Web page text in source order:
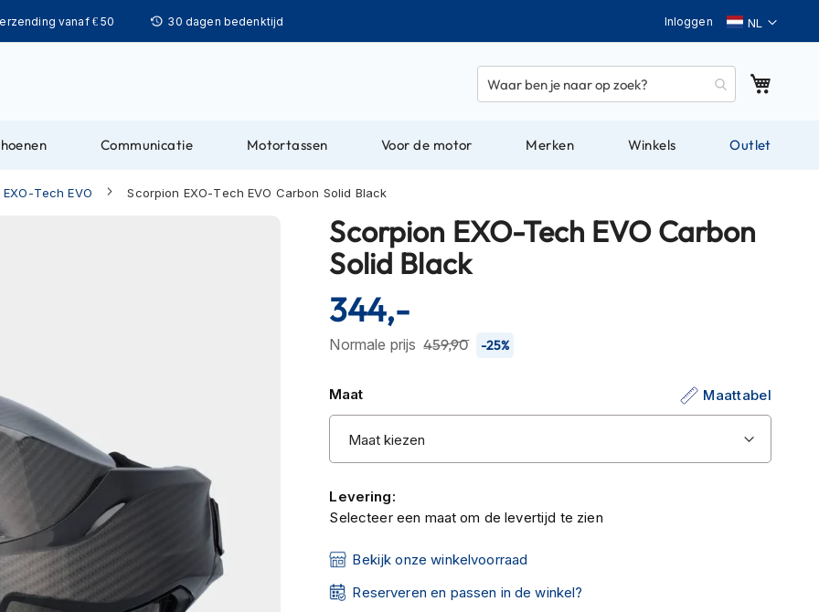
vanaf € 50 30 dagen bedenktijd Taal
Inloggen
Communicatie Motortassen Voor de motor Merken Winkels Outlet
Tech EVO Scorpion EXO-Tech EVO Carbon Solid Black
Scorpion EXO-Tech EVO Carbon
Solid Black
Normale prijs 459,90 -25%
344,-
Maat Maattabel
Levering:
Selecteer een maat om de levertijd te zien
Bekijk onze winkelvoorraad
Reserveren en passen in de winkel?